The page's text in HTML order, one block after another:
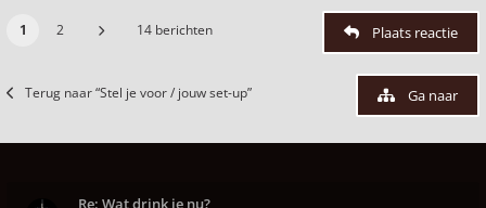
1 2 14 berichten Plaats reactie
Terug naar “Stel je voor / jouw set-up” Ga naar
Re: Wat drink je nu?